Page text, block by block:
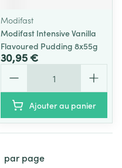
Modifast
Modifast Intensive Vanilla
Flavoured Pudding 8x55g
30,95 €
Ajouter au panier
par page